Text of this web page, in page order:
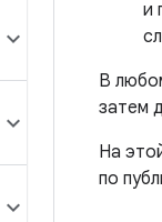
и
В
затем
На
по